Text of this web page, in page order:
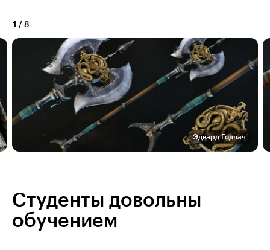
1 / 8
Эдвард Годлач
Студенты довольны
обучением